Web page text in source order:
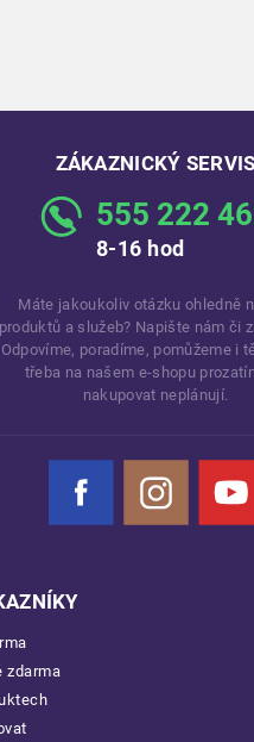
ZÁKAZNICKÝ SERVIS
555 222
8-16 hod
Máte jakoukoliv otázku ohledně
produktů a služeb? Napište nám či
Odpovíme, poradíme, pomůžeme i
třeba na našem e-shopu
nakupovat neplánují.
Facebook Instagram YouTube
zdarma